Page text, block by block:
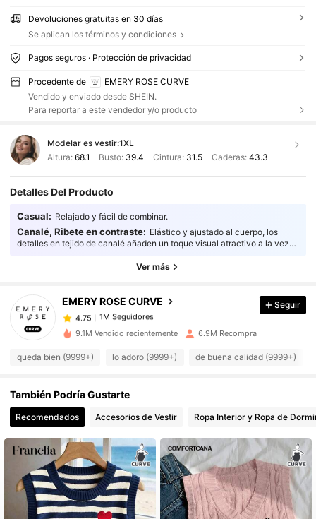
Devoluciones gratuitas en 30 días
Se aplican los términos y condiciones
Pagos seguros · Protección de privacidad
Procedente de
EMERY ROSE CURVE
Vendido y enviado desde SHEIN.
Para reportar a este vendedor y/o producto
Modelar es vestir:1XL
Altura: 68.1 Busto: 39.4 Cintura: 31.5 Caderas: 43.3
Detalles Del Producto
Casual: Relajado y fácil de combinar.
Canalé, Ribete en contraste: Elástico y ajustado al cuerpo, los
detalles en tejido de canalé añaden un toque visual atractivo a la vez
Ver más
EMERY ROSE CURVE
4.75 1M Seguidores
1M Seguidores
4.75 1M Seguidores
4.75 1M Seguidores
4.75
1M Seguidores
4.75 1M Seguidores
Seguir
9.1M Vendido recientemente 6.9M Recompra
queda bien (9999+) lo adoro (9999+) de buena calidad (9999+)
También Podría Gustarte
Recomendados Accesorios de Vestir Ropa Interior y Ropa de